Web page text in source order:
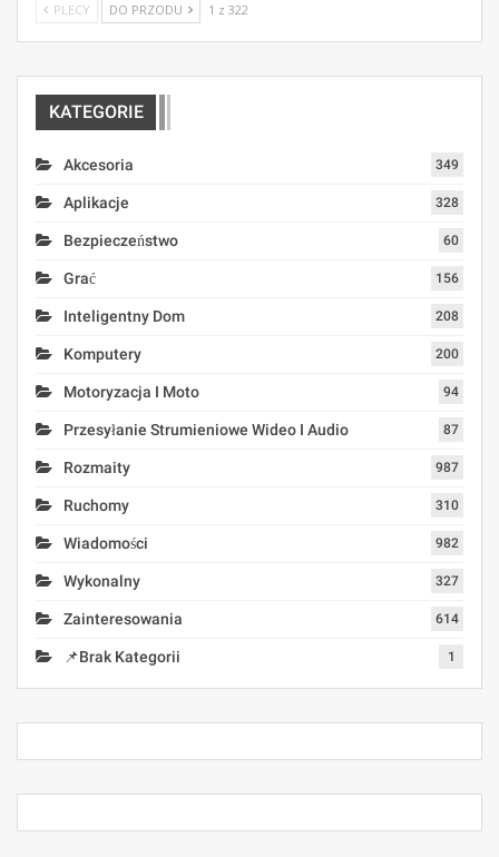
PLECY DO PRZODU 1 z 322
KATEGORIE
Akcesoria 349
Aplikacje 328
Bezpieczeństwo 60
Grać 156
Inteligentny Dom 208
Komputery 200
Motoryzacja I Moto 94
Przesyłanie Strumieniowe Wideo I Audio 87
Rozmaity 987
Ruchomy 310
Wiadomości 982
Wykonalny 327
Zainteresowania 614
📌Brak Kategorii 1